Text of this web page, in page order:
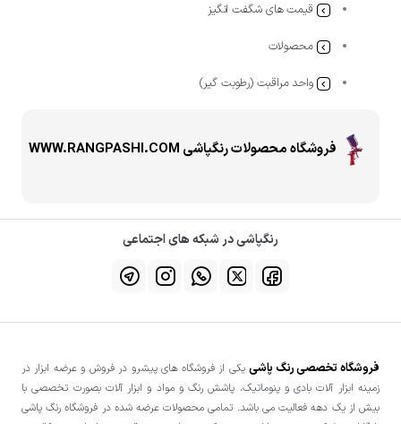
قیمت های شگفت انگیز
محصولات
واحد مراقبت (رطوبت گیر)
فروشگاه محصولات رنگپاشی WWW.RANGPASHI.COM
رنگپاشی در شبکه های اجتماعی
فروشگاه تخصصی رنگ پاشییکی از فروشگاه های پیشرو در فروش و عرضه ابزار در
زمینه ابزار آلات بادی و پنوماتیک، پاشش رنگ و مواد و ابزار آلات بصورت تخصصی با
بیش از یک دهه فعالیت می باشد. تمامی محصولات عرضه شده در فروشگاه رنگ پاشی